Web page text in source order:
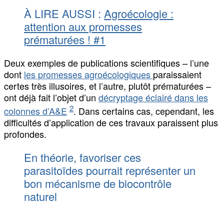
À LIRE AUSSI : Agroécologie :
attention aux promesses
prématurées ! #1
Deux exemples de publications scientifiques – l’une
dont les promesses agroécologiques paraissaient
certes très illusoires, et l’autre, plutôt prématurées –
ont déjà fait l’objet d’un décryptage éclairé dans les
colonnes d’A&E 2. Dans certains cas, cependant, les
difficultés d’application de ces travaux paraissent plus
profondes.
En théorie, favoriser ces
parasitoïdes pourrait représenter un
bon mécanisme de biocontrôle
naturel